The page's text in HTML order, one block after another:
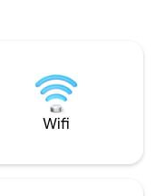
Wifi